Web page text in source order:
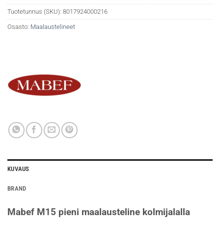
Tuotetunnus (SKU): 8017924000216
Osasto: Maalaustelineet
KUVAUS
BRAND
Mabef M15 pieni maalausteline kolmijalalla